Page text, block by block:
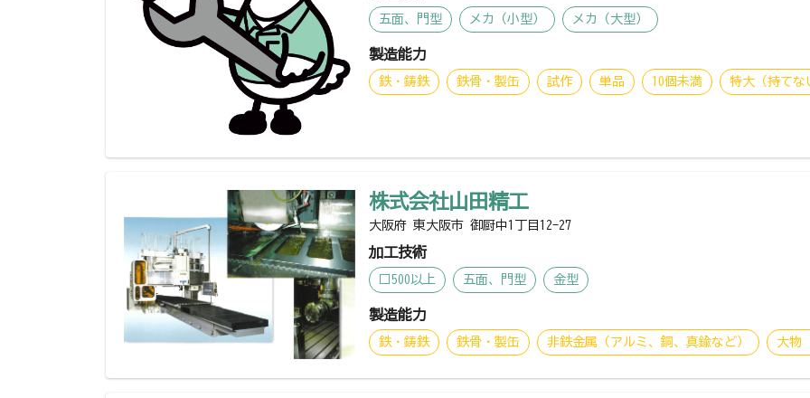
五面、門型 メカ（小型） メカ（大型）
製造能力
鉄・鋳鉄 鉄骨・製缶 試作 単品 10個未満 特大（持てな
株式会社山田精工
大阪府 東大阪市 御厨中1丁目12-27
加工技術
□500以上 五面、門型 金型
製造能力
鉄・鋳鉄 鉄骨・製缶 非鉄金属（アルミ、銅、真鍮など） 大物